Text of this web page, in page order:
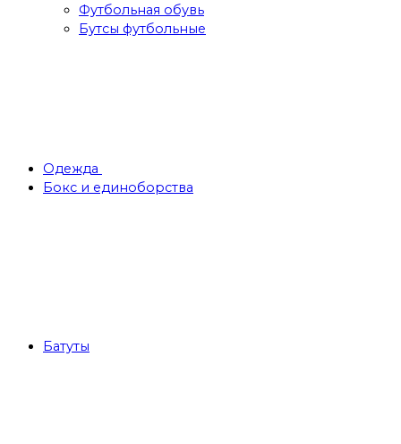
Футбольная обувь
Бутсы футбольные
Одежда
Бокс и единоборства
Батуты